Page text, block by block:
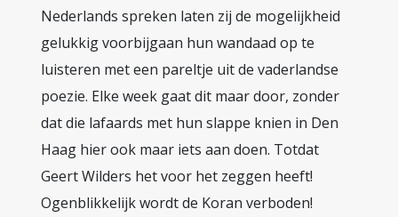
Nederlands spreken laten zij de mogelijkheid
gelukkig voorbijgaan hun wandaad op te
luisteren met een pareltje uit de vaderlandse
poezie. Elke week gaat dit maar door, zonder
dat die lafaards met hun slappe knien in Den
Haag hier ook maar iets aan doen. Totdat
Geert Wilders het voor het zeggen heeft!
Ogenblikkelijk wordt de Koran verboden!